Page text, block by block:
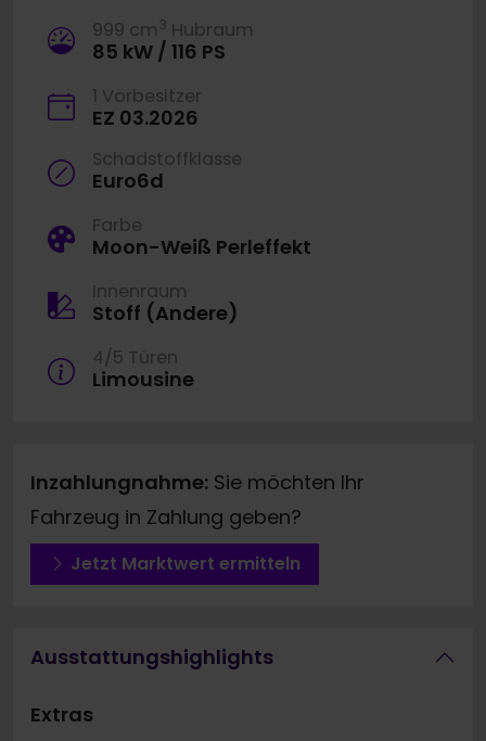
999 cm 3 Hubraum
85 kW / 116 PS
1 Vorbesitzer
EZ 03.2026
Schadstoffklasse
Euro6d
Farbe
Moon-Weiß Perleffekt
Innenraum
Stoff (Andere)
4/5 Türen
Limousine
Inzahlungnahme: Sie möchten Ihr
Fahrzeug in Zahlung geben?
Jetzt Marktwert ermitteln
Ausstattungshighlights
Extras